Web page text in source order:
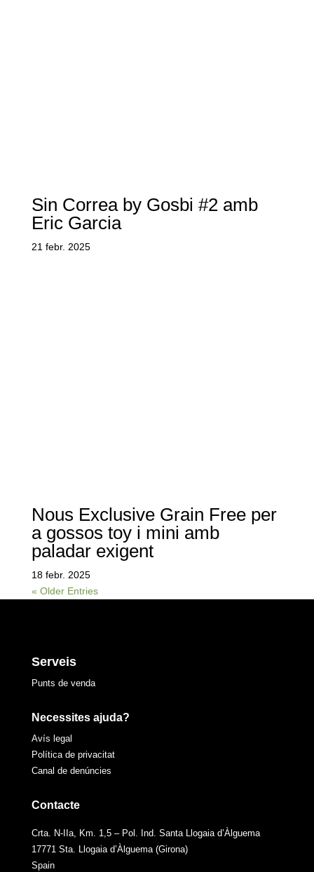
Sin Correa by Gosbi #2 amb
Eric Garcia
21 febr. 2025
Nous Exclusive Grain Free per
a gossos toy i mini amb
paladar exigent
18 febr. 2025
« Older Entries
Serveis
Punts de venda
Necessites ajuda?
Avís legal
Política de privacitat
Canal de denúncies
Contacte
Crta. N-IIa, Km. 1,5 – Pol. Ind. Santa Llogaia d’Àlguema
17771 Sta. Llogaia d’Àlguema (Girona)
Spain